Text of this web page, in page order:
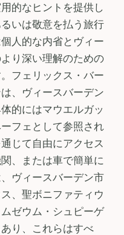
的なヒントを提供し
いは敬意を払う旅行
人的な内省とヴィー
り深い理解のための
フェリックス・バー
、ヴィースバーデン
的にはマウエルガッ
フェとして参照され
じて自由にアクセス
、または車で簡単に
ヴィースバーデン市
、聖ボニファティウ
ゼウム・シュピーゲ
り、これらはすべ